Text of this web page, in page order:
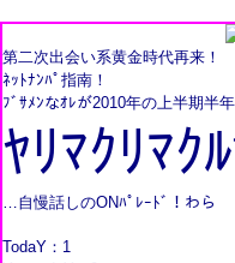
第二次出会い系黄金時代再来！
ﾈｯﾄﾅﾝﾊﾟ指南！
ﾌﾞｻﾒﾝなｵﾚが2010年の上半期半
ﾔﾘﾏｸﾘﾏｸ
…自慢話しのONﾊﾟﾚｰﾄﾞ！わら
TodaY：1